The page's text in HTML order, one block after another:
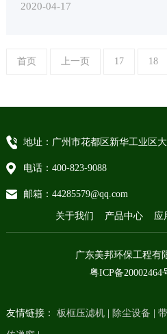
2020-04-17
首页 上一页 17 18
地址：广州市花都区新华工业区
电话：400-823-9088
邮箱：44285579@qq.com
关于我们 产品中心 应
广东美邦环保工程有
粤ICP备20002464
友情链接： 板框压滤机| 除尘设备